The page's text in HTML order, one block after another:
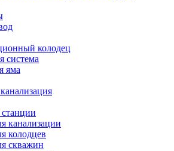
колодец
система
яма
канализации
колодцев
скважин